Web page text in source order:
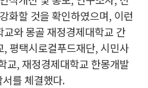
화할 것을 확인하였으며, 이런
와 몽골 재정경제대학교 간
평택시로컬푸드재단, 시민사
교, 재정경제대학교 한몽개발
를 체결했다.